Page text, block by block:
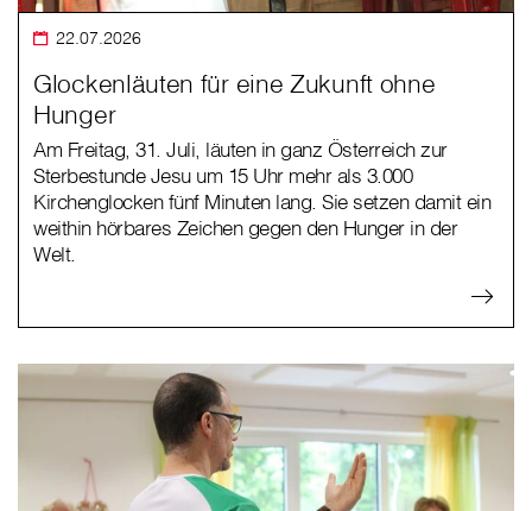
22.07.2026
Glockenläuten für eine Zukunft ohne
Hunger
Am Freitag, 31. Juli, läuten in ganz Österreich zur
Sterbestunde Jesu um 15 Uhr mehr als 3.000
Kirchenglocken fünf Minuten lang. Sie setzen damit ein
weithin hörbares Zeichen gegen den Hunger in der
Welt.